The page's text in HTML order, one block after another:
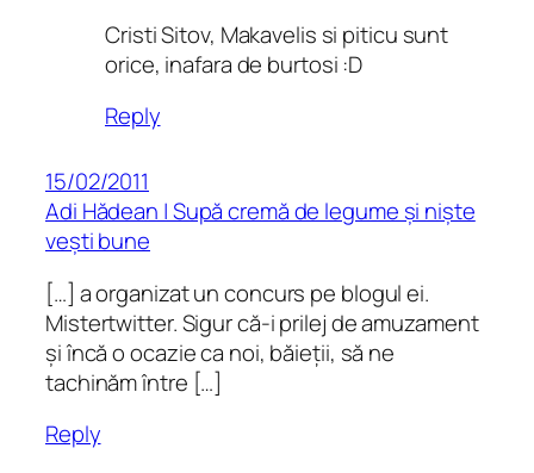
Cristi Sitov, Makavelis si piticu sunt
orice, inafara de burtosi :D
Reply
15/02/2011
Adi Hădean | Supă cremă de legume și niște
vești bune
[…] a organizat un concurs pe blogul ei.
Mistertwitter. Sigur că-i prilej de amuzament
și încă o ocazie ca noi, băieții, să ne
tachinăm între […]
Reply